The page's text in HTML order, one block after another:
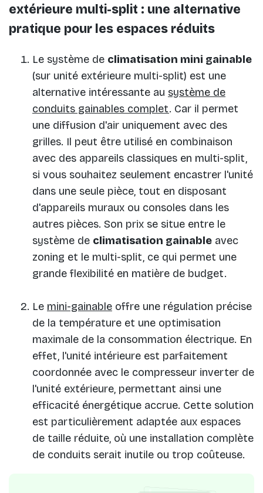
extérieure multi-split : une alternative
pratique pour les espaces réduits
Le système de climatisation mini gainable
(sur unité extérieure multi-split) est une
alternative intéressante au système de
conduits gainables complet. Car il permet
une diffusion d'air uniquement avec des
grilles. Il peut être utilisé en combinaison
avec des appareils classiques en multi-split,
si vous souhaitez seulement encastrer l'unité
dans une seule pièce, tout en disposant
d'appareils muraux ou consoles dans les
autres pièces. Son prix se situe entre le
système de climatisation gainable avec
zoning et le multi-split, ce qui permet une
grande flexibilité en matière de budget.
Le mini-gainable offre une régulation précise
de la température et une optimisation
maximale de la consommation électrique. En
effet, l'unité intérieure est parfaitement
coordonnée avec le compresseur inverter de
l'unité extérieure, permettant ainsi une
efficacité énergétique accrue. Cette solution
est particulièrement adaptée aux espaces
de taille réduite, où une installation complète
de conduits serait inutile ou trop coûteuse.